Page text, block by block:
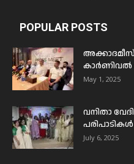
POPULAR POSTS
കാർണിവൽ
May 1, 2025
വനിതാ
July 6, 2025